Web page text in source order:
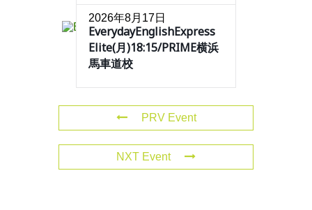
2026年8月17日
EverydayEnglishExpress
Elite(月)18:15/PRIME横浜
馬車道校
PRV Event
NXT Event